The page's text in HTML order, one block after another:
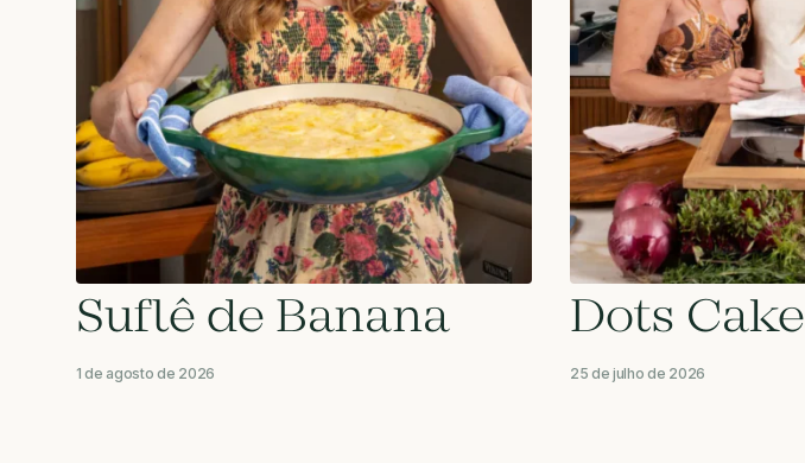
Suflê de Banana
1 de agosto de 2026
Dots Cake
25 de julho de 2026